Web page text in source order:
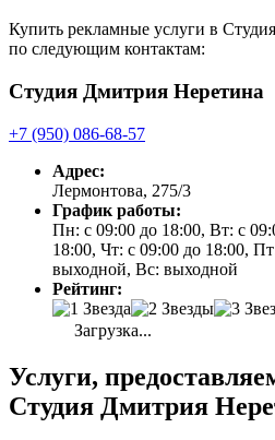
Купить рекламные услуги в
по следующим контактам:
Студия Дмитрия Неретина
+7 (950) 086-68-57
Адрес:
Лермонтова, 275/3
График работы:
Пн: с 09:00 до 18:00, Вт: с
18:00, Чт: с 09:00 до 18:00,
выходной, Вс: выходной
Рейтинг:
Загрузка...
Услуги,
Студия Дмитрия